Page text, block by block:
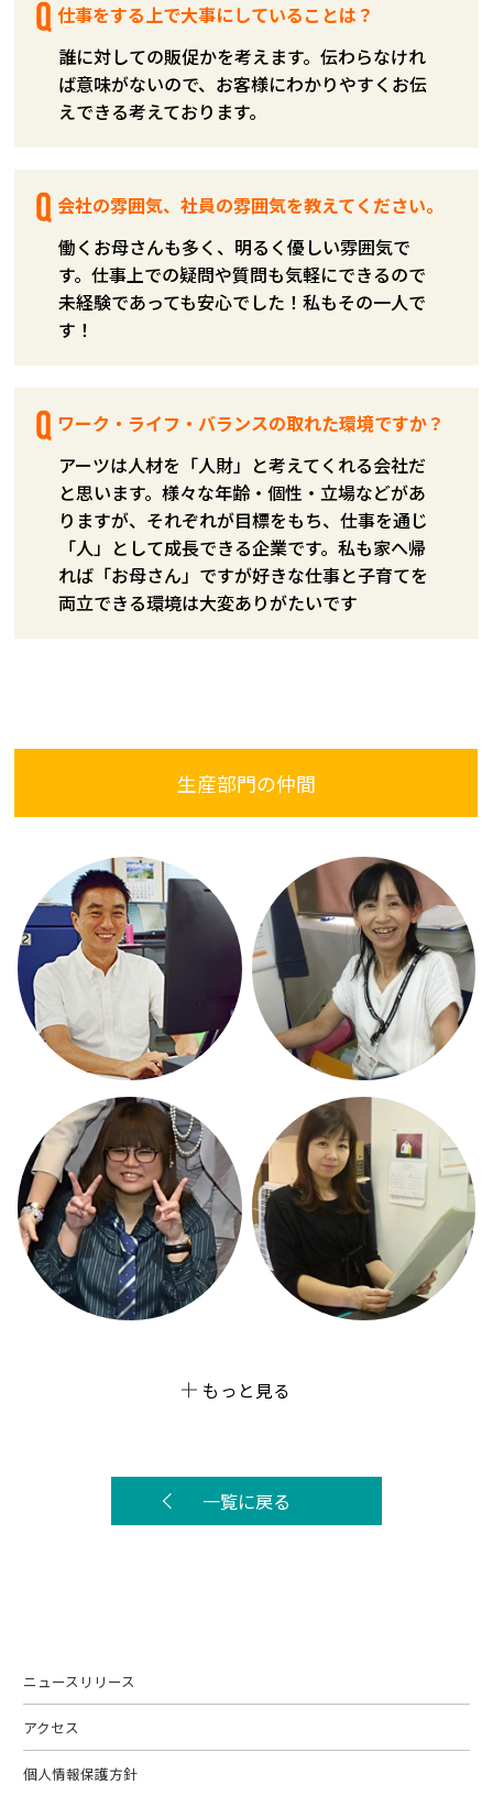
仕事をする上で大事にしていることは？
誰に対しての販促かを考えます。伝わらなけれ
ば意味がないので、お客様にわかりやすくお伝
えできる考えております。
会社の雰囲気、社員の雰囲気を教えてください。
働くお母さんも多く、明るく優しい雰囲気で
す。仕事上での疑問や質問も気軽にできるので
未経験であっても安心でした！私もその一人で
す！
ワーク・ライフ・バランスの取れた環境ですか？
アーツは人材を「人財」と考えてくれる会社だ
と思います。様々な年齢・個性・立場などがあ
りますが、それぞれが目標をもち、仕事を通じ
「人」として成長できる企業です。私も家へ帰
れば「お母さん」ですが好きな仕事と子育てを
両立できる環境は大変ありがたいです
生産部門の仲間
もっと見る
一覧に戻る
ニュースリリース
アクセス
個人情報保護方針